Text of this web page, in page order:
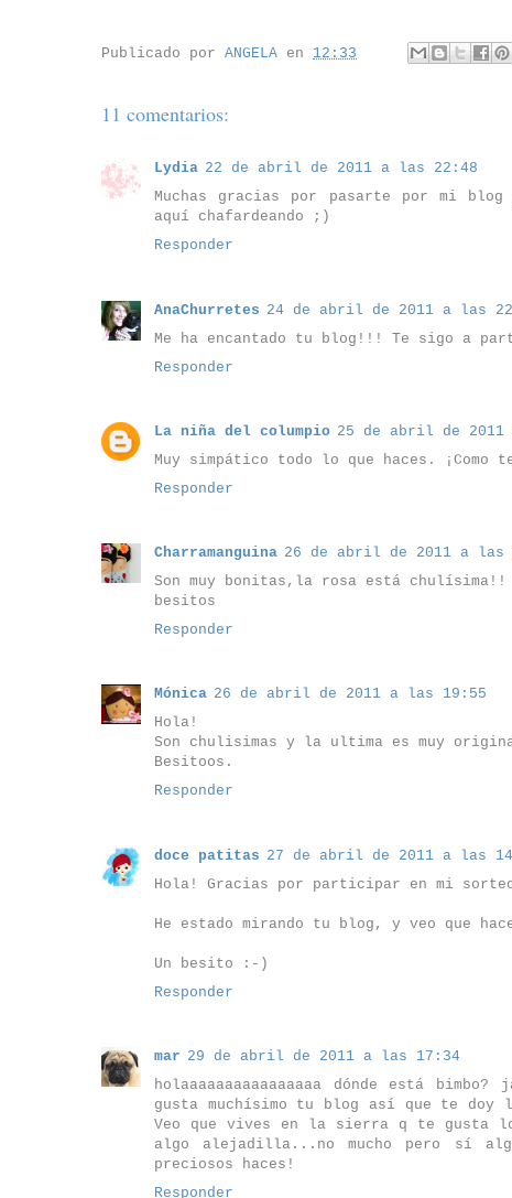
Publicado por ANGELA en 12:33
11 comentarios:
Lydia 22 de abril de 2011 a las 22:48
Muchas gracias por pasarte por mi
aquí chafardeando ;)
Responder
AnaChurretes 24 de abril de 2011 a las
Me ha encantado tu blog!!! Te sigo a
Responder
La niña del columpio 25 de abril de
Muy simpático todo lo que haces.
Responder
Charramanguina 26 de abril de 2011 a las
Son muy bonitas,la rosa está chulísima!!
besitos
Responder
Mónica 26 de abril de 2011 a las 19:55
Hola!
Son chulisimas y la ultima es muy
Besitoos.
Responder
doce patitas 27 de abril de 2011 a las
Hola! Gracias por participar en mi
He estado mirando tu blog, y veo que
Un besito :-)
Responder
mar 29 de abril de 2011 a las 17:34
holaaaaaaaaaaaaaaaa dónde está
gusta muchísimo tu blog así que te doy
Veo que vives en la sierra q te gusta
algo alejadilla...no mucho pero sí
preciosos haces!
Responder